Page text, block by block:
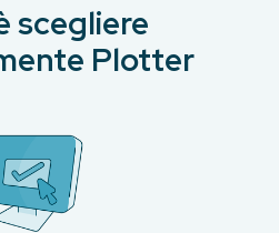
scegliere
Plotter